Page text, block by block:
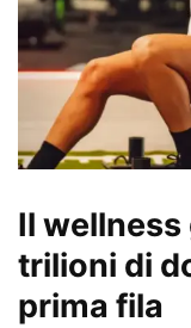
Il wellness
trilioni di
prima fila